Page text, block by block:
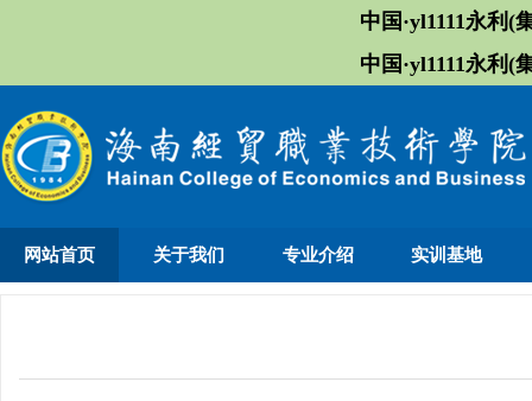
中国·yl1111永利(
中国·yl1111永利(
网站首页 关于我们 专业介绍 实训基地